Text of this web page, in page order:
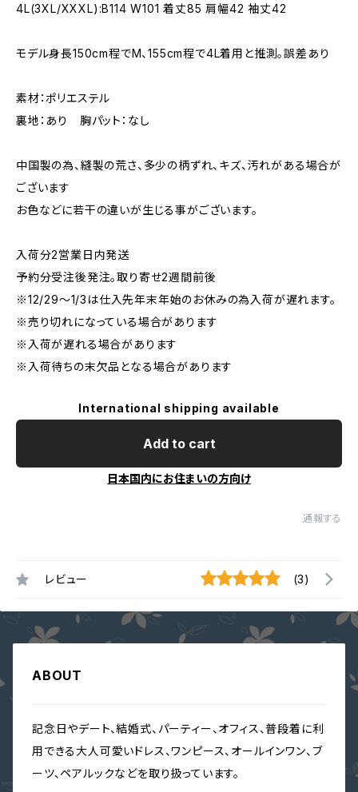
4L(3XL/XXXL):B114 W101 着丈85 肩幅42 袖丈42
モデル身長150cm程でM、155cm程で4L着用と推測。誤差あり
素材：ポリエステル
裏地：あり 胸パット：なし
中国製の為、縫製の荒さ、多少の柄ずれ、キズ、汚れがある場合が
ございます
お色などに若干の違いが生じる事がございます。
入荷分2営業日内発送
予約分受注後発注。取り寄せ2週間前後
※12/29～1/3は仕入先年末年始のお休みの為入荷が遅れます。
※売り切れになっている場合があります
※入荷が遅れる場合があります
※入荷待ちの末欠品となる場合があります
International shipping available
Add to cart
日本国内にお住まいの方向け
通報する
レビュー (3)
ABOUT
記念日やデート、結婚式、パーティー、オフィス、普段着に利
用できる大人可愛いドレス、ワンピース、オールインワン、ブ
ーツ、ペアルックなどを取り扱っています。